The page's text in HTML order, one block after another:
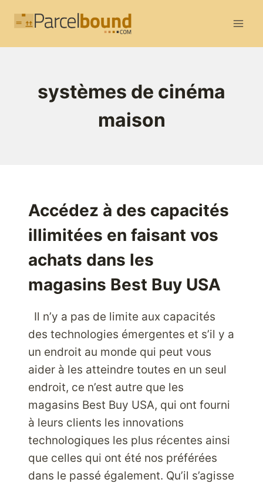
systèmes de cinéma
maison
Accédez à des capacités
illimitées en faisant vos
achats dans les
magasins Best Buy USA
Il n’y a pas de limite aux capacités
des technologies émergentes et s’il y a
un endroit au monde qui peut vous
aider à les atteindre toutes en un seul
endroit, ce n’est autre que les
magasins Best Buy USA, qui ont fourni
à leurs clients les innovations
technologiques les plus récentes ainsi
que celles qui ont été nos préférées
dans le passé également. Qu’il s’agisse